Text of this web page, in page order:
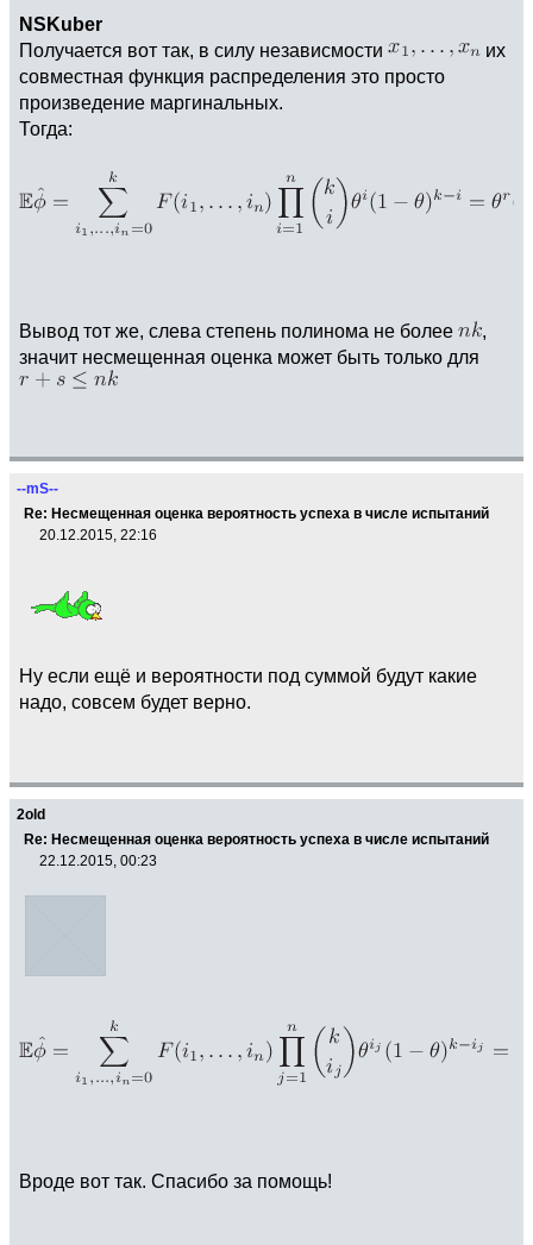
NSKuber
Получается вот так, в силу независмости
их
совместная функция распределения это просто
произведение маргинальных.
Тогда:
Вывод тот же, слева степень полинома не более
,
значит несмещенная оценка может быть только для
--mS--
Re: Несмещенная оценка вероятность успеха в числе испытаний
20.12.2015, 22:16
Ну если ещё и вероятности под суммой будут какие
надо, совсем будет верно.
2old
Re: Несмещенная оценка вероятность успеха в числе испытаний
22.12.2015, 00:23
Вроде вот так. Спасибо за помощь!